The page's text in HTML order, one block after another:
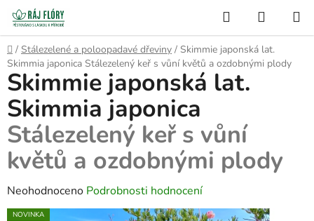
Přejít
obsah
Hledat
KOŠÍK
Domů
/ Stálezelené a poloopadavé dřeviny / Skimmie japonská lat.
Skimmia japonica Stálezelený keř s vůní květů a ozdobnými plody
Skimmie japonská lat.
Skimmia japonica
Stálezelený keř s vůní
květů a ozdobnými plody
Průměrné
hodnocení
Neohodnoceno Podrobnosti hodnocení
NOVINKA
Semínko